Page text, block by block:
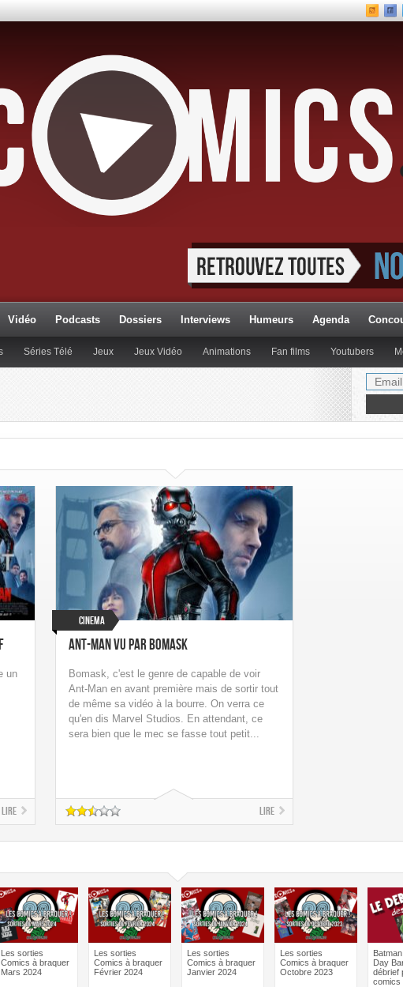
Vidéo Podcasts Dossiers Interviews Humeurs Agenda
Séries Télé Jeux Jeux Vidéo Animations Fan films Youtubers
un
Lire
Cinema
Ant-Man vu par Bomask
Bomask, c'est le genre de capable de voir
Ant-Man en avant première mais de sortir tout
de même sa vidéo à la bourre. On verra ce
qu'en dis Marvel Studios. En attendant, ce
sera bien que le mec se fasse tout petit...
Lire
Les sorties
Comics à braquer
Mars 2024
Les sorties
Comics à braquer
Février 2024
Les sorties
Comics à braquer
Janvier 2024
Les sorties
Comics à braquer
Octobre 2023
Day
débrief
comics